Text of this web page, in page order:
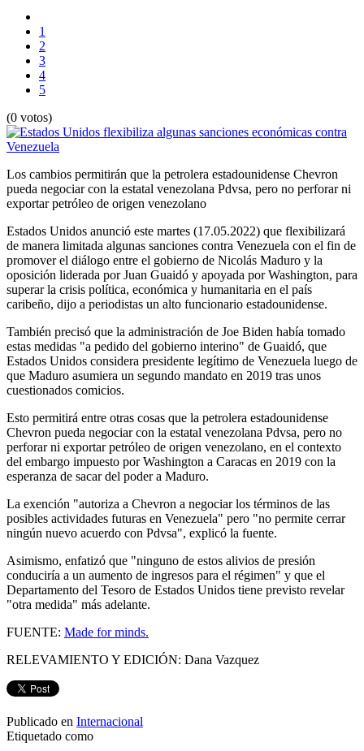
1
2
3
4
5
(0 votos)
Los cambios permitirán que la petrolera estadounidense Chevron
pueda negociar con la estatal venezolana Pdvsa, pero no perforar ni
exportar petróleo de origen venezolano
Estados Unidos anunció este martes (17.05.2022) que flexibilizará
de manera limitada algunas sanciones contra Venezuela con el fin de
promover el diálogo entre el gobierno de Nicolás Maduro y la
oposición liderada por Juan Guaidó y apoyada por Washington, para
superar la crisis política, económica y humanitaria en el país
caribeño, dijo a periodistas un alto funcionario estadounidense.
También precisó que la administración de Joe Biden había tomado
estas medidas "a pedido del gobierno interino" de Guaidó, que
Estados Unidos considera presidente legítimo de Venezuela luego de
que Maduro asumiera un segundo mandato en 2019 tras unos
cuestionados comicios.
Esto permitirá entre otras cosas que la petrolera estadounidense
Chevron pueda negociar con la estatal venezolana Pdvsa, pero no
perforar ni exportar petróleo de origen venezolano, en el contexto
del embargo impuesto por Washington a Caracas en 2019 con la
esperanza de sacar del poder a Maduro.
La exención "autoriza a Chevron a negociar los términos de las
posibles actividades futuras en Venezuela" pero "no permite cerrar
ningún nuevo acuerdo con Pdvsa", explicó la fuente.
Asimismo, enfatizó que "ninguno de estos alivios de presión
conduciría a un aumento de ingresos para el régimen" y que el
Departamento del Tesoro de Estados Unidos tiene previsto revelar
"otra medida" más adelante.
FUENTE: Made for minds.
RELEVAMIENTO Y EDICIÓN: Dana Vazquez
Publicado en Internacional
Etiquetado como